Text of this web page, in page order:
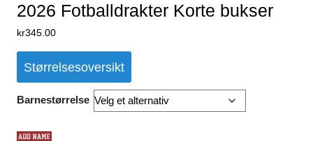
2026 Fotballdrakter Korte bukser
kr345.00
Størrelsesoversikt
Barnestørrelse